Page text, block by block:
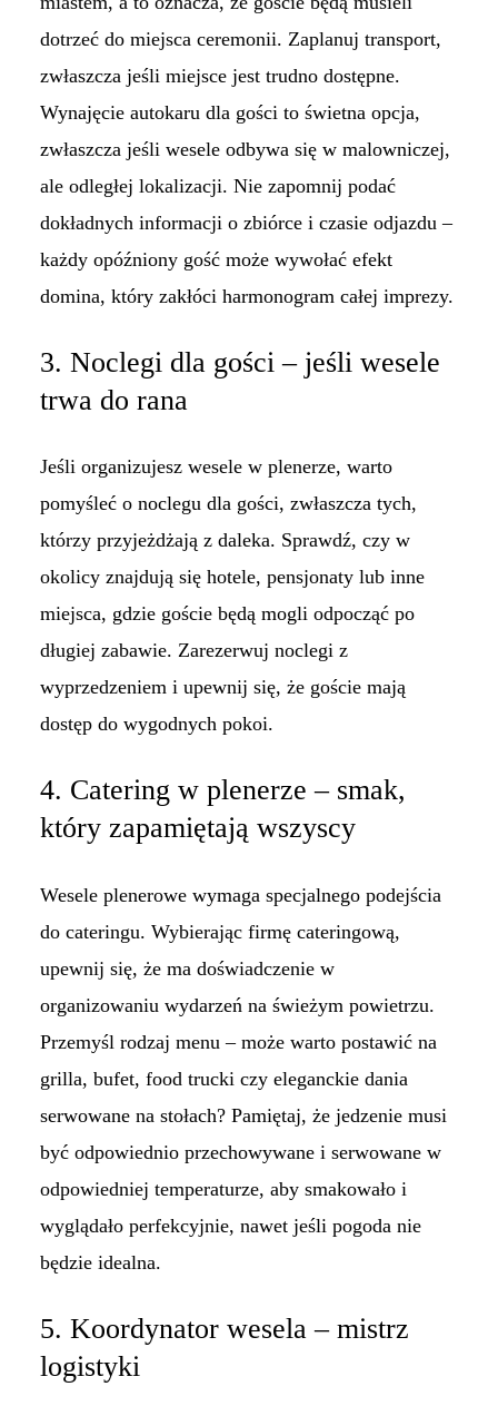
dotrzeć do miejsca ceremonii. Zaplanuj transport,
zwłaszcza jeśli miejsce jest trudno dostępne.
Wynajęcie autokaru dla gości to świetna opcja,
zwłaszcza jeśli wesele odbywa się w malowniczej,
ale odległej lokalizacji. Nie zapomnij podać
dokładnych informacji o zbiórce i czasie odjazdu –
każdy opóźniony gość może wywołać efekt
domina, który zakłóci harmonogram całej imprezy.
3. Noclegi dla gości – jeśli wesele
trwa do rana
Jeśli organizujesz wesele w plenerze, warto
pomyśleć o noclegu dla gości, zwłaszcza tych,
którzy przyjeżdżają z daleka. Sprawdź, czy w
okolicy znajdują się hotele, pensjonaty lub inne
miejsca, gdzie goście będą mogli odpocząć po
długiej zabawie. Zarezerwuj noclegi z
wyprzedzeniem i upewnij się, że goście mają
dostęp do wygodnych pokoi.
4. Catering w plenerze – smak,
który zapamiętają wszyscy
Wesele plenerowe wymaga specjalnego podejścia
do cateringu. Wybierając firmę cateringową,
upewnij się, że ma doświadczenie w
organizowaniu wydarzeń na świeżym powietrzu.
Przemyśl rodzaj menu – może warto postawić na
grilla, bufet, food trucki czy eleganckie dania
serwowane na stołach? Pamiętaj, że jedzenie musi
być odpowiednio przechowywane i serwowane w
odpowiedniej temperaturze, aby smakowało i
wyglądało perfekcyjnie, nawet jeśli pogoda nie
będzie idealna.
5. Koordynator wesela – mistrz
logistyki